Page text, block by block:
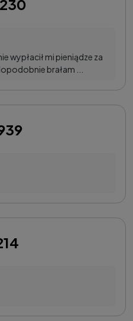
wypłacił mi pieniądze za
brałam ...